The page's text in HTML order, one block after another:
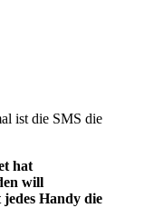
ist die SMS die
hat
will
jedes Handy die